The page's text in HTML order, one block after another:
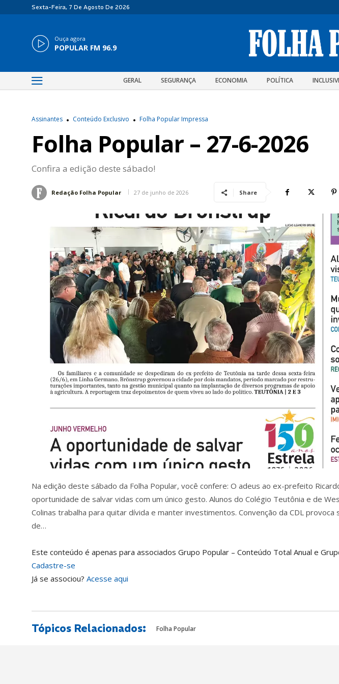
Sexta-Feira, 7 De Agosto De 2026
Ouça agora
POPULAR FM 96.9
GERAL SEGURANÇA ECONOMIA POLÍTICA
Assinantes Conteúdo Exclusivo Folha Popular Impressa
Folha Popular – 27-6-2026
Confira a edição deste sábado!
Redação Folha Popular 27 de junho de 2026 Share
Na edição deste sábado da Folha Popular, você confere: O adeus ao ex-prefeito
oportunidade de salvar vidas com um único gesto. Alunos do Colégio Teutônia e de
Colinas trabalha para quitar dívida e manter investimentos. Convenção da CDL
de…
Este conteúdo é apenas para associados Grupo Popular – Conteúdo Total Anual e
Cadastre-se
Já se associou? Acesse aqui
Tópicos Relacionados: Folha Popular